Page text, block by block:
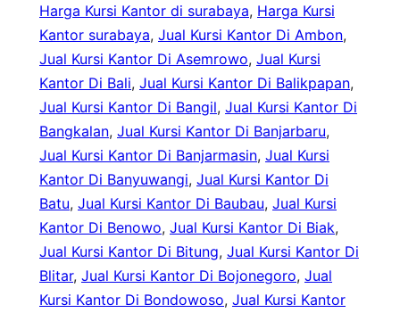
Harga Kursi Kantor di surabaya, Harga Kursi
Kantor surabaya, Jual Kursi Kantor Di Ambon
Jual Kursi Kantor Di Asemrowo, Jual Kursi
Kantor Di Bali, Jual Kursi Kantor Di Balikpapan
Jual Kursi Kantor Di Bangil, Jual Kursi Kantor Di
Bangkalan, Jual Kursi Kantor Di Banjarbaru
Jual Kursi Kantor Di Banjarmasin, Jual Kursi
Kantor Di Banyuwangi, Jual Kursi Kantor Di
Batu, Jual Kursi Kantor Di Baubau, Jual Kursi
Kantor Di Benowo, Jual Kursi Kantor Di Biak
Jual Kursi Kantor Di Bitung, Jual Kursi Kantor Di
Blitar, Jual Kursi Kantor Di Bojonegoro, Jual
Kursi Kantor Di Bondowoso, Jual Kursi Kantor